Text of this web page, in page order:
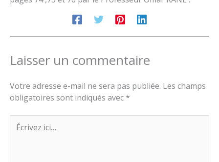
Laisser un commentaire
Votre adresse e-mail ne sera pas publiée. Les champs
obligatoires sont indiqués avec *
Écrivez
ici…